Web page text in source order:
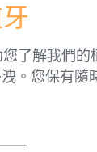
了解我們的
。您保有隨